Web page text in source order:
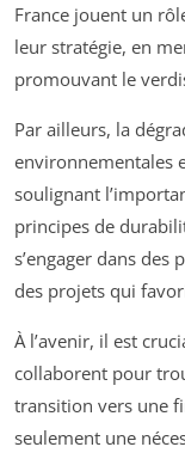
France jouent un
leur stratégie, en
promouvant le
Par ailleurs, la
environnementales
soulignant
principes de
s’engager dans
des projets qui
À l’avenir, il est
collaborent pour
transition vers une
seulement une